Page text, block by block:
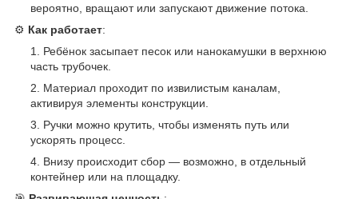
вероятно, вращают или запускают движение потока.
⚙️ Как работает:
Ребёнок засыпает песок или нанокамушки в верхнюю
часть трубочек.
Материал проходит по извилистым каналам,
активируя элементы конструкции.
Ручки можно крутить, чтобы изменять путь или
ускорять процесс.
Внизу происходит сбор — возможно, в отдельный
контейнер или на площадку.